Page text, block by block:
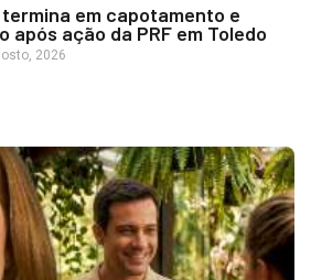
termina em capotamento e
após ação da PRF em Toledo
2026